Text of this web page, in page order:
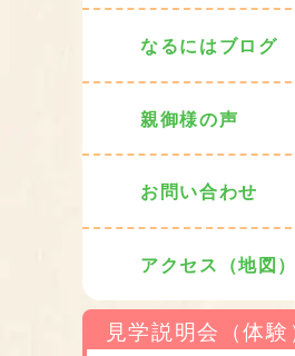
なるにはブログ
親御様の声
お問い合わせ
アクセス（地図）
見学説明会（体験